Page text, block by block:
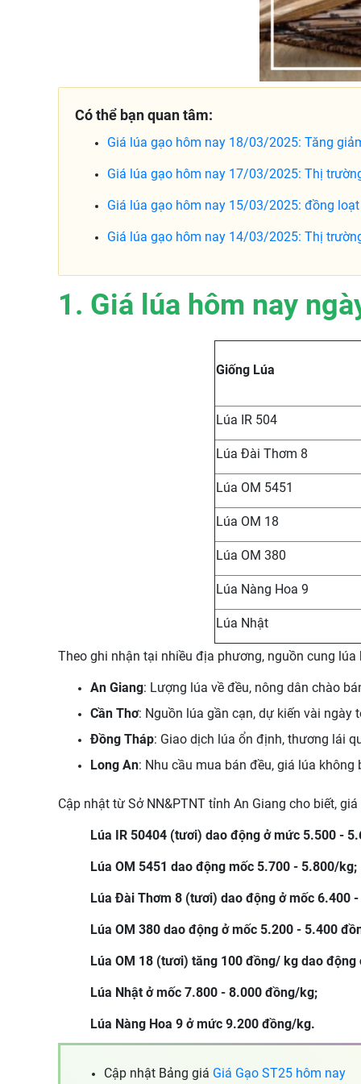
Có thể bạn quan tâm:
Giá lúa gạo hôm nay 18/03/2025: Tăng
Giá lúa gạo hôm nay 17/03/2025: Thị
Giá lúa gạo hôm nay 15/03/2025: đồng
Giá lúa gạo hôm nay 14/03/2025: Thị
1. Giá lúa hôm nay
Giống Lúa
Lúa IR 504
Lúa Đài Thơm 8
Lúa OM 5451
Lúa OM 18
Lúa OM 380
Lúa Nàng Hoa 9
Lúa Nhật
Theo ghi nhận tại nhiều địa phương, nguồn cung
An Giang: Lượng lúa về đều, nông dân chào
Cần Thơ: Nguồn lúa gần cạn, dự kiến vài ngày
Đồng Tháp: Giao dịch lúa ổn định, thương lái
Long An: Nhu cầu mua bán đều, giá lúa
Cập nhật từ Sở NN&PTNT tỉnh An Giang cho biết, giá
Lúa IR 50404 (tươi) dao động ở mức 5.500 -
Lúa OM 5451 dao động mốc 5.700 - 5.800/kg;
Lúa Đài Thơm 8 (tươi) dao động ở mốc 6.400
Lúa OM 380 dao động ở mốc 5.200 - 5.400
Lúa OM 18 (tươi) tăng 100 đồng/ kg dao
Lúa Nhật ở mốc 7.800 - 8.000 đồng/kg;
Lúa Nàng Hoa 9 ở mức 9.200 đồng/kg.
Cập nhật Bảng giá Giá Gạo ST25 hôm nay